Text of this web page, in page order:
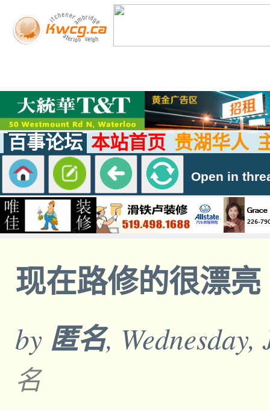
百事论坛 本站首页 贵湖华人
Open in
现在路修的很漂亮
by 匿名,
名